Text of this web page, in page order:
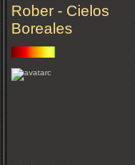
Rober - Cielos
Boreales